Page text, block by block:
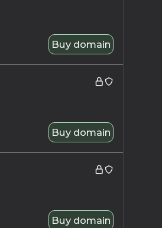
Buy domain
Buy domain
Buy domain